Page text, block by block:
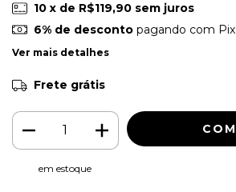
10 x de R$119,90 sem juros
6% de descontopagando com Pix
Ver mais detalhes
Frete grátis
em estoque